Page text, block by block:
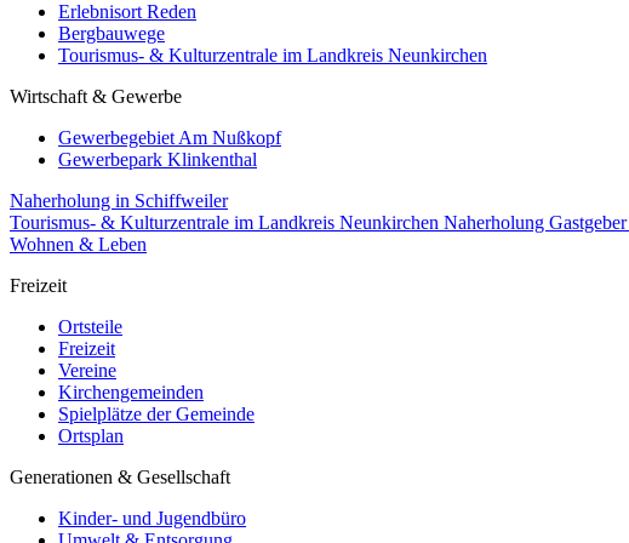
Erlebnisort Reden
Bergbauwege
Tourismus- & Kulturzentrale im Landkreis Neunkirchen
Wirtschaft & Gewerbe
Gewerbegebiet Am Nußkopf
Gewerbepark Klinkenthal
Naherholung in Schiffweiler
Tourismus- & Kulturzentrale im Landkreis Neunkirchen Naherholung Gastgeber
Wohnen & Leben
Freizeit
Ortsteile
Freizeit
Vereine
Kirchengemeinden
Spielplätze der Gemeinde
Ortsplan
Generationen & Gesellschaft
Kinder- und Jugendbüro